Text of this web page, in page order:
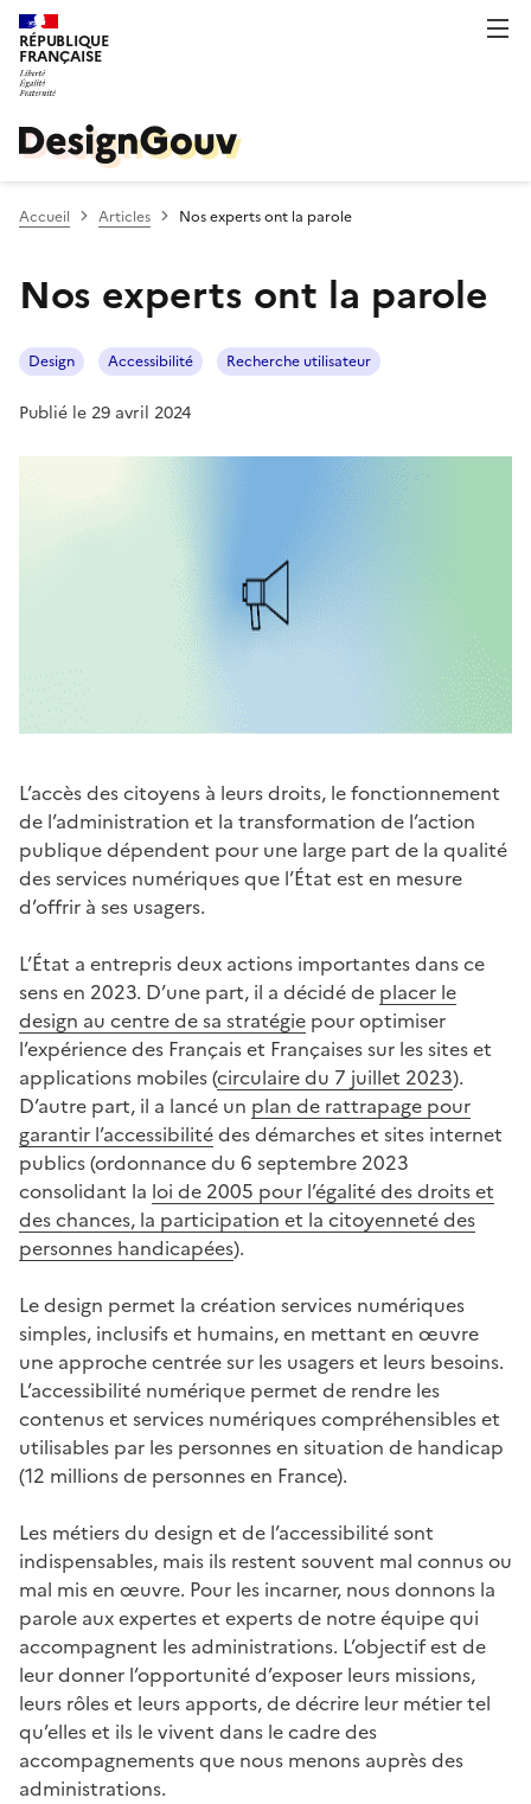
RÉPUBLIQUE
FRANÇAISE
Accueil Articles Nos experts ont la parole
Nos experts ont la parole
Design Accessibilité Recherche utilisateur
Publié le 29 avril 2024
L’accès des citoyens à leurs droits, le fonctionnement
de l’administration et la transformation de l’action
publique dépendent pour une large part de la qualité
des services numériques que l’État est en mesure
d’offrir à ses usagers.
L’État a entrepris deux actions importantes dans ce
sens en 2023. D’une part, il a décidé de placer le
design au centre de sa stratégie pour optimiser
l’expérience des Français et Françaises sur les sites et
applications mobiles (circulaire du 7 juillet 2023).
D’autre part, il a lancé un plan de rattrapage pour
garantir l’accessibilitédes démarches et sites internet
publics (ordonnance du 6 septembre 2023
consolidant la loi de 2005 pour l’égalité des droits et
des chances, la participation et la citoyenneté des
personnes handicapées).
Le design permet la création services numériques
simples, inclusifs et humains, en mettant en œuvre
une approche centrée sur les usagers et leurs besoins.
L’accessibilité numérique permet de rendre les
contenus et services numériques compréhensibles et
utilisables par les personnes en situation de handicap
(12 millions de personnes en France).
Les métiers du design et de l’accessibilité sont
indispensables, mais ils restent souvent mal connus ou
mal mis en œuvre. Pour les incarner, nous donnons la
parole aux expertes et experts de notre équipe qui
accompagnent les administrations. L’objectif est de
leur donner l’opportunité d’exposer leurs missions,
leurs rôles et leurs apports, de décrire leur métier tel
qu’elles et ils le vivent dans le cadre des
accompagnements que nous menons auprès des
administrations.